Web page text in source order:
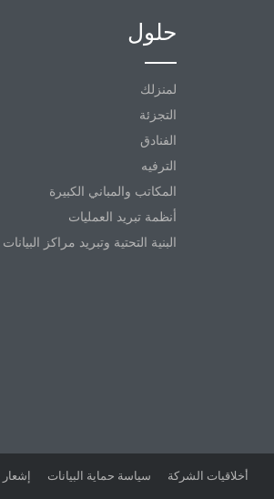
حلول
لمنزلك
التجزئة
الفنادق
الترفيه
المكاتب والمباني الكبيرة
أنظمة تبريد العمليات
البنية التحتية وتبريد مراكز البيانات
سياسة حماية البيانات أخلاقيات الشركة